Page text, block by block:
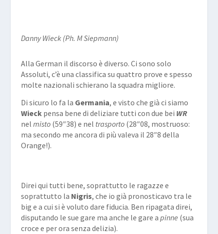
Danny Wieck (Ph. M Siepmann)
Alla German il discorso è diverso. Ci sono solo
Assoluti, c’è una classifica su quattro prove e spesso
molte nazionali schierano la squadra migliore.
Di sicuro lo fa la Germania, e visto che già ci siamo
Wieckpensa bene di deliziare tutti con due bei WR
nel misto(59″38) e nel trasporto(28″08, mostruoso:
ma secondo me ancora di più valeva il 28″8 della
Orange!).
Direi qui tutti bene, soprattutto le ragazze e
soprattutto la Nigris, che io già pronosticavo tra le
big e a cui si è voluto dare fiducia. Ben ripagata direi,
disputando le sue gare ma anche le gare a pinne (sua
croce e per ora senza delizia).